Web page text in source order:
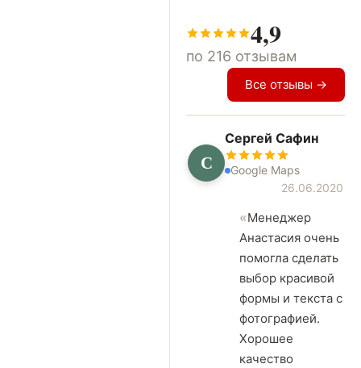
4,9
по 216 отзывам
Все отзывы →
С
Сергей Сафин
Google Maps
26.06.2020
Менеджер
Анастасия очень
помогла сделать
выбор красивой
формы и текста с
фотографией.
Хорошее
качество